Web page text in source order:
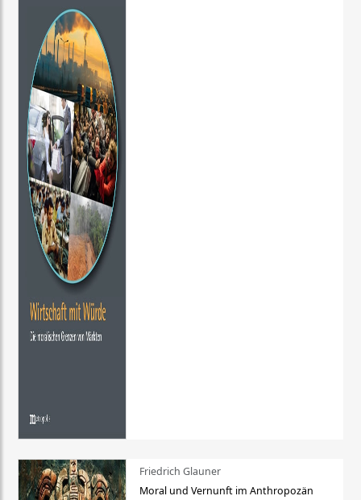
Friedrich Glauner
Moral und Vernunft im Anthropozän